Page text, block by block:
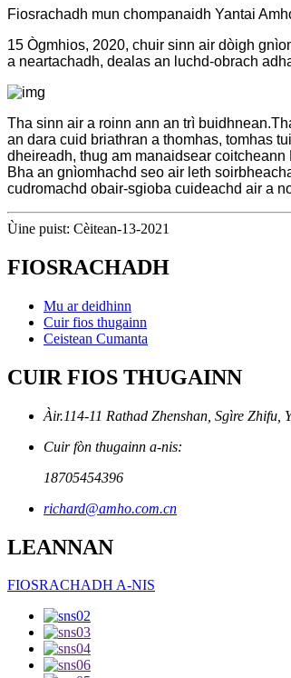
Fiosrachadh mun chompanaidh Yantai
15 Ògmhios, 2020, chuir sinn air dòigh
a neartachadh, dealas an luchd-obrach
Tha sinn air a roinn ann an trì
an dara cuid briathran a thomhas, tomhas
dheireadh, thug am manaidsear
Bha an gnìomhachd seo air leth
cudromachd obair-sgioba cuideachd air a
Ùine puist: Cèitean-13-2021
FIOSRACHADH
Mu ar deidhinn
Cuir fios thugainn
Ceistean Cumanta
CUIR FIOS THUGAINN
Àir.114-11 Rathad Zhenshan, Sgìre Zhifu,
Cuir fòn thugainn a-nis:
18705454396
richard@amho.com.cn
LEANNAN
FIOSRACHADH A-NIS